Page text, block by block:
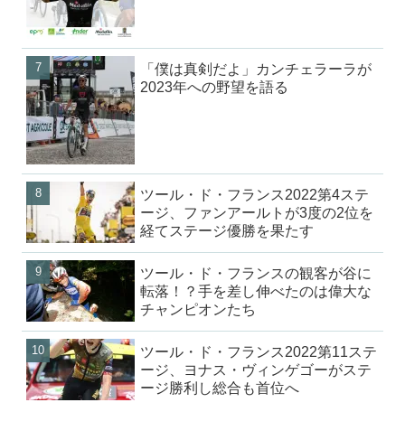
「僕は真剣だよ」カンチェラーラが
2023年への野望を語る
ツール・ド・フランス2022第4ステ
ージ、ファンアールトが3度の2位を
経てステージ優勝を果たす
ツール・ド・フランスの観客が谷に
転落！？手を差し伸べたのは偉大な
チャンピオンたち
ツール・ド・フランス2022第11ステ
ージ、ヨナス・ヴィンゲゴーがステ
ージ勝利し総合も首位へ